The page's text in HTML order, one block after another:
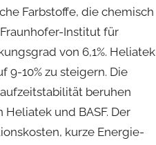
Farbstoffe, die chemisch
Institut für
von 6,1%. Heliatek
10% zu steigern. Die
beruhen
und BASF. Der
kurze Energie-